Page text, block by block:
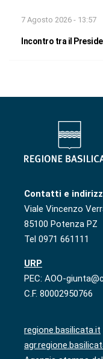
7 Agosto 2026 - 13:57
Incontro tra il
Contatti e
Viale Vincenzo
85100 Potenza PZ
Tel 0971 661111
URP
PEC: AOO-
C.F. 80002950766
regione.basilicata.it